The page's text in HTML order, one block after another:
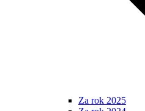
Za rok 2025